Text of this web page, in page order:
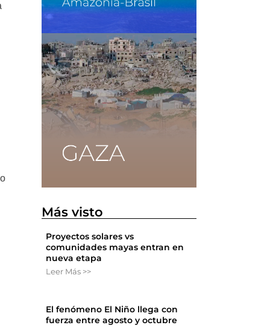
Más visto
Proyectos solares vs
comunidades mayas entran en
nueva etapa
Leer Más >>
El fenómeno El Niño llega con
fuerza entre agosto y octubre